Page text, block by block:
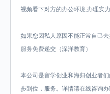
视频看下对方的办公环境,办理实
如果您因私人原因不能正常自己
服务免费递交（深洋教育）
本公司是留学创业和海归创业者
步到位，服务。详情请在线咨询